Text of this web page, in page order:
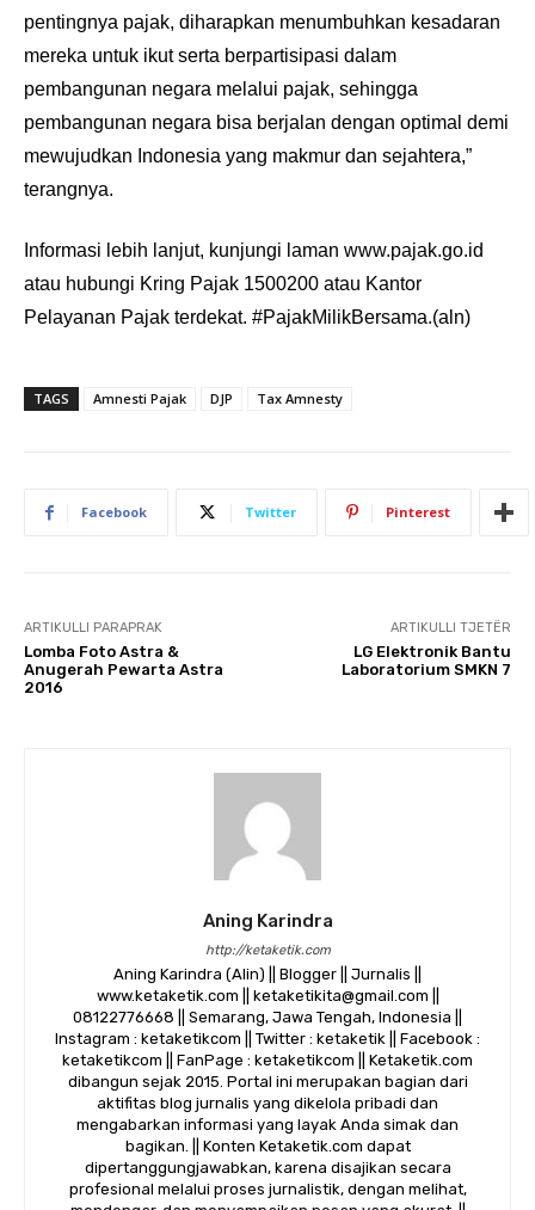
pentingnya pajak, diharapkan menumbuhkan kesadaran
mereka untuk ikut serta berpartisipasi dalam
pembangunan negara melalui pajak, sehingga
pembangunan negara bisa berjalan dengan optimal demi
mewujudkan Indonesia yang makmur dan sejahtera,”
terangnya.
Informasi lebih lanjut, kunjungi laman www.pajak.go.id
atau hubungi Kring Pajak 1500200 atau Kantor
Pelayanan Pajak terdekat. #PajakMilikBersama.(aln)
TAGS Amnesti Pajak DJP Tax Amnesty
Facebook Twitter Pinterest
ARTIKULLI PARAPRAK
Lomba Foto Astra &
Anugerah Pewarta Astra
2016
ARTIKULLI TJETËR
LG Elektronik Bantu
Laboratorium SMKN 7
Aning Karindra
http://ketaketik.com
Aning Karindra (Alin) || Blogger || Jurnalis ||
www.ketaketik.com || ketaketikita@gmail.com ||
08122776668 || Semarang, Jawa Tengah, Indonesia ||
Instagram : ketaketikcom || Twitter : ketaketik || Facebook :
ketaketikcom || FanPage : ketaketikcom || Ketaketik.com
dibangun sejak 2015. Portal ini merupakan bagian dari
aktifitas blog jurnalis yang dikelola pribadi dan
mengabarkan informasi yang layak Anda simak dan
bagikan. || Konten Ketaketik.com dapat
dipertanggungjawabkan, karena disajikan secara
profesional melalui proses jurnalistik, dengan melihat,